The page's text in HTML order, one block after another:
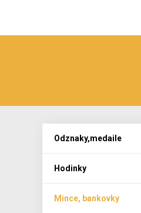
Odznaky,medaile
Hodinky
Mince, bankovky